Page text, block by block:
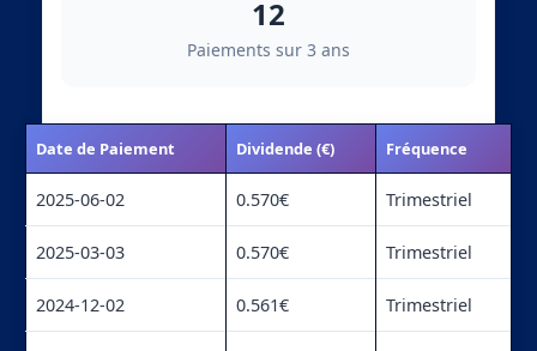
12
Paiements sur 3 ans
Date de Paiement Dividende (€) Fréquence
2025-06-02 0.570€ Trimestriel
2025-03-03 0.570€ Trimestriel
2024-12-02 0.561€ Trimestriel